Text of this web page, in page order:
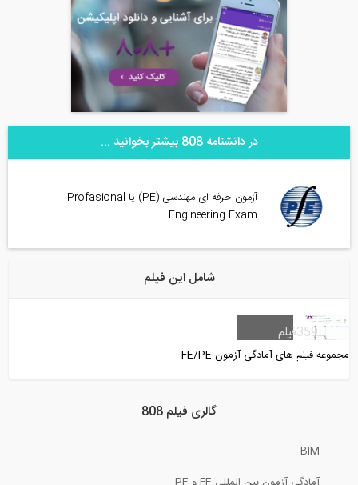
در دانشنامه 808 بیشتر بخوانید ...
آزمون حرفه ای مهندسی (PE) یا Profasional
Engineering Exam
شامل این فیلم
مجموعه فیلم های آمادگی آزمون FE/PE
359فیلم
گالری فیلم 808
BIM